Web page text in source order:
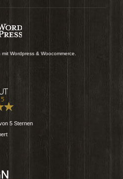
Wordpress & Woocommerce.
5 Sternen